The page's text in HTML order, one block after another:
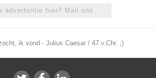
advertentie hier? Mail ons
ik vond - Julius Caesar / 47 v.Chr. ;)